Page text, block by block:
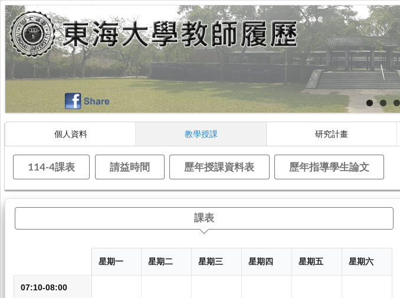
個人資料 教學授課 研究計畫
114-4課表 請益時間 歷年授課資料表 歷年指導學生論文
課表
星期一 星期二 星期三 星期四 星期五 星期六
07:10-08:00